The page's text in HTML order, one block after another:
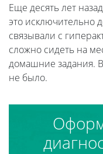
Еще десять лет
это исключительно
связывали с
сложно сидеть на
домашние задания.
не было.